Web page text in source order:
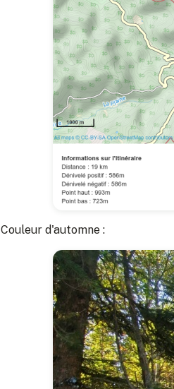
Couleur d'automne :